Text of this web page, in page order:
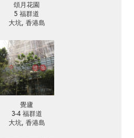
頌月花園
5 福群道
大坑, 香港島
覺廬
3-4 福群道
大坑, 香港島